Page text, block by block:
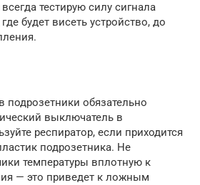
тестирую силу сигнала
будет висеть устройство, до
подрозетники обязательно
выключатель в
респиратор, если приходится
подрозетника. Не
температуры вплотную к
— это приведет к ложным